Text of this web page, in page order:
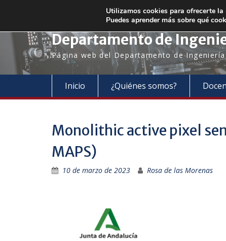
+34 954 48 73 72 electronica@us.es
Departamento de
Página web del Departamento de
Inicio ¿Quiénes somos?
Monolithic active pixel
MAPS)
10 de marzo de 2023 Rosa de las Morenas
Utilizamos cookies para ofrecerte
Puedes aprender más sobre qué